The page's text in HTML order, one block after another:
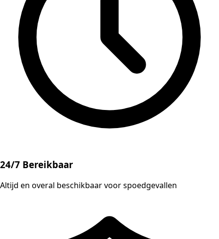
24/7 Bereikbaar
Altijd en overal beschikbaar voor spoedgevallen